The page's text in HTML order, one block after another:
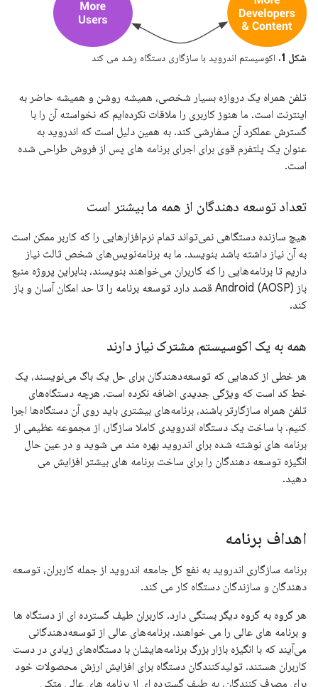
شکل 1. اکوسیستم اندروید با سازگاری دستگاه رشد می کند
تلفن همراه یک دروازه بسیار شخصی، همیشه روشن و همیشه حاضر به
اینترنت است. ما هنوز کاربری را ملاقات نکرده‌ایم که نخواسته آن را با
گسترش عملکرد آن سفارشی کند. به همین دلیل است که اندروید به
عنوان یک پلتفرم قوی برای اجرای برنامه های پس از فروش طراحی شده
است.
تعداد توسعه دهندگان از همه ما بیشتر است
هیچ سازنده دستگاهی نمی‌تواند تمام نرم‌افزارهایی را که کاربر ممکن است
به آن نیاز داشته باشد بنویسد. ما به برنامه‌نویس‌های شخص ثالث نیاز
داریم تا برنامه‌هایی را که کاربران می‌خواهند بنویسند، بنابراین پروژه منبع
باز Android (AOSP) قصد دارد توسعه برنامه را تا حد امکان آسان و باز
کند.
همه به یک اکوسیستم مشترک نیاز دارند
هر خطی از کدهایی که توسعه‌دهندگان برای حل یک باگ می‌نویسند، یک
خط کد است که ویژگی جدیدی اضافه نکرده است. هرچه دستگاه‌های
تلفن همراه سازگارتر باشند، برنامه‌های بیشتری باید روی آن دستگاه‌ها اجرا
کنیم. با ساخت یک دستگاه اندرویدی کاملا سازگار، از مجموعه عظیمی از
برنامه های نوشته شده برای اندروید بهره مند می شوید و در عین حال
انگیزه توسعه دهندگان را برای ساخت برنامه های بیشتر افزایش می
دهید.
اهداف برنامه
برنامه سازگاری اندروید به نفع کل جامعه اندروید از جمله کاربران، توسعه
دهندگان و سازندگان دستگاه کار می کند.
هر گروه به گروه دیگر بستگی دارد. کاربران طیف گسترده ای از دستگاه ها
و برنامه های عالی را می خواهند. برنامه‌های عالی از توسعه‌دهندگانی
می‌آیند که با انگیزه بازار بزرگ برنامه‌هایشان با دستگاه‌های زیادی در دست
کاربران هستند. تولیدکنندگان دستگاه برای افزایش ارزش محصولات خود
برای مصرف کنندگان، به طیف گسترده ای از برنامه های عالی متکی